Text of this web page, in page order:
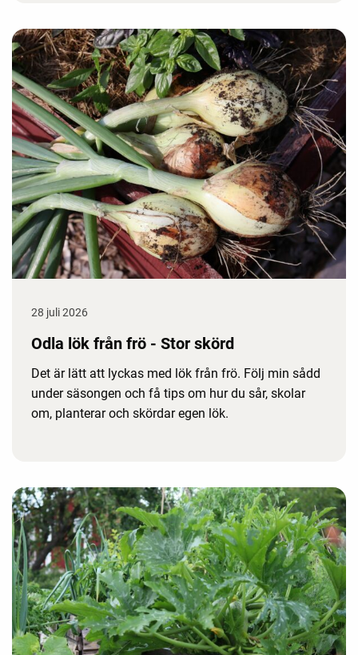
28 juli 2026
Odla lök från frö - Stor skörd
Det är lätt att lyckas med lök från frö. Följ min sådd
under säsongen och få tips om hur du sår, skolar
om, planterar och skördar egen lök.